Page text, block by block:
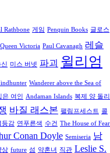
Rathbone 게임 Penquin Books 글로스
Queen Victoria Paul Cavanagh 레슬
미스 버넷 파괴 윌리엄
Wanderer above the Sea of
여인 Andaman Islands 복제 양 돌리
바질 래스본 팰림프세스트 콜
등감 연푸른색 수건 The House of Fear
Conan Doyle Semiseria 남
상 future 섬 약혼녀 직관 Leslie S.